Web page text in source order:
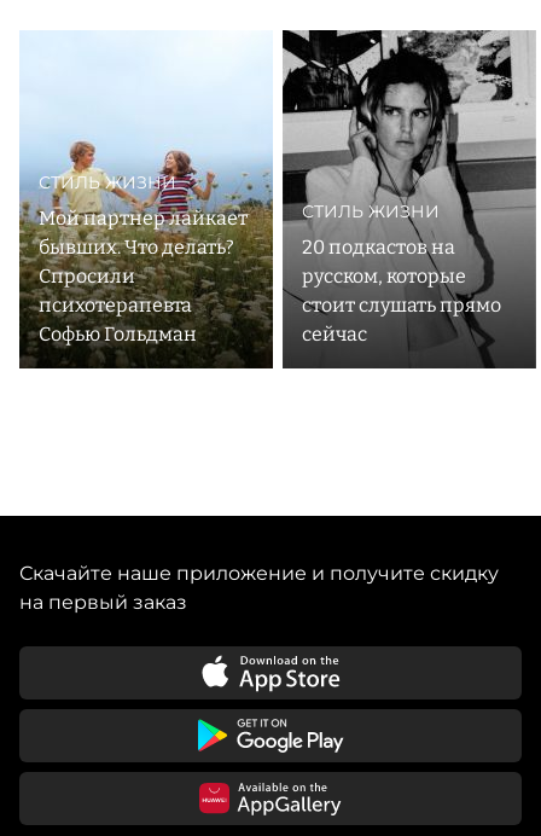
издание об архитектуре, дизайне и искусстве. Его суть
считывается в самом названии: «way of living» с
английского — «образ жизни». Журнал рассказывает о
профессионалах дизайн-индустрии, художниках,
галеристах и других героях, меняющих среду вокруг
СТИЛЬ ЖИЗНИ
Мой партнер лайкает
бывших. Что делать?
Спросили
психотерапевта
Софью Гольдман
СТИЛЬ ЖИЗНИ
20 подкастов на
русском, которые
стоит слушать прямо
сейчас
Скачайте наше приложение и получите скидку
на первый заказ